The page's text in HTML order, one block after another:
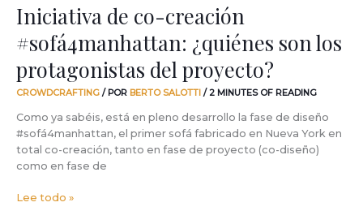
Iniciativa de co-creación
#sofá4manhattan: ¿quiénes son los
protagonistas del proyecto?
CROWDCRAFTING / POR BERTO SALOTTI /2 MINUTES OF READING
Como ya sabéis, está en pleno desarrollo la fase de diseño
#sofá4manhattan, el primer sofá fabricado en Nueva York en
total co-creación, tanto en fase de proyecto (co-diseño)
como en fase de
Lee todo »